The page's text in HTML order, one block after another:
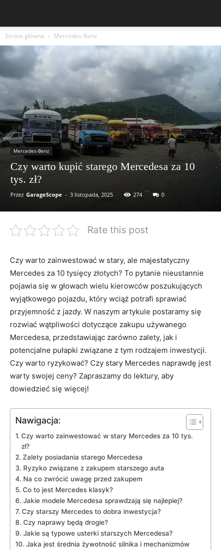
Strona główna Mercedes-Benz
Mercedes-Benz
Czy warto kupić starego Mercedesa za 10
tys. zł?
Przez GarageScope - 3 listopada, 2025 274 0
Rate this post
Czy warto zainwestować w stary, ale majestatyczny
Mercedes za 10 ⁣tysięcy złotych? To pytanie nieustannie
pojawia się w głowach‍ wielu kierowców poszukujących
wyjątkowego pojazdu,⁣ który ⁣wciąż potrafi sprawiać⁤
przyjemność z jazdy. W naszym artykule ⁣postaramy się
rozwiać wątpliwości dotyczące zakupu używanego
Mercedesa, przedstawiając zarówno zalety, jak i
potencjalne pułapki związane z tym rodzajem inwestycji.
Czy warto ryzykować? Czy stary Mercedes ‍naprawdę ‌jest
warty swojej ceny? Zapraszamy do lektury, aby
dowiedzieć‌ się więcej!
Nawigacja:
Czy warto zainwestować w stary Mercedes za 10 tys.
zł?
Zalety posiadania starego Mercedesa
Ryzyko związane ⁢z zakupem ⁤starszego⁢ auta
Na‍ co zwrócić uwagę przed zakupem
Co to⁢ jest Mercedes‌ klasyk?
Jakie modele‍ Mercedesa sprawdzają się najlepiej?
Czy‌ starszy Mercedes to dobra‌ inwestycja?
Czy naprawy będą drogie?
Jakie są typowe usterki starszych Mercedesa?
Jaka ⁢jest średnia żywotność silnika i mechanizmów